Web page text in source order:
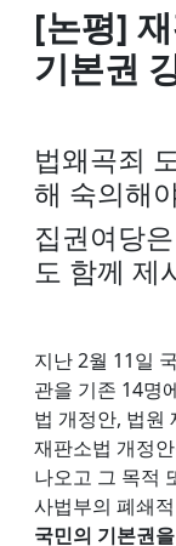
[논평]
기본권
법왜곡죄
해 숙의해
집권여당
도 함께 제
지난 2월 11일
관을 기존 14명
법 개정안, 법원
재판소법 개정
나오고 그 목적
사법부의 폐쇄
국민의 기본권